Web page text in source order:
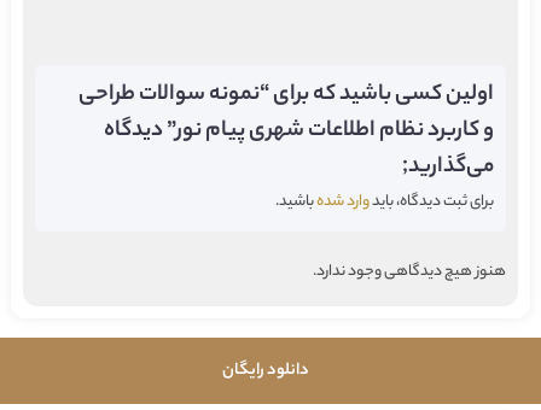
اولین کسی باشید که برای “نمونه سوالات طراحی
و کاربرد نظام اطلاعات شهری پیام نور” دیدگاه
می‌گذارید;
برای ثبت دیدگاه، بایدوارد شدهباشید.
هنوز هیچ دیدگاهی وجود ندارد.
دانلود رایگان